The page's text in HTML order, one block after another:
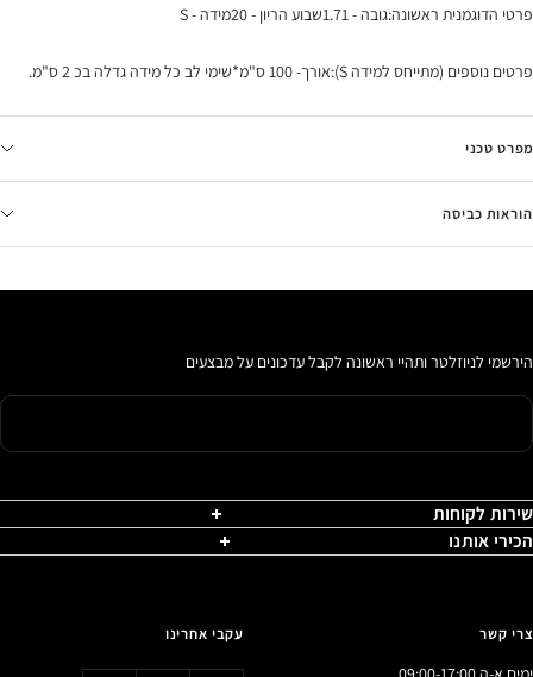
פרטי הדוגמנית ראשונה:גובה - 1.71שבוע הריון - 20מידה - S
פרטים נוספים (מתייחס למידה S):אורך- 100 ס"מ*שימי לב כל מידה גדלה בכ 2 ס"מ.
מפרט טכני
הוראות כביסה
הירשמי לניוזלטר ותהיי ראשונה לקבל עדכונים על מבצעים
שירות לקוחות
הכירי אותנו
צרי קשר עקבי אחרינו